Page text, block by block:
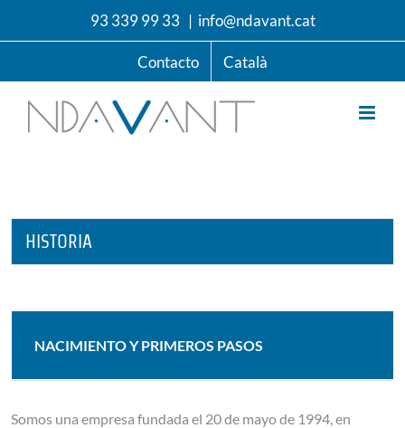
93 339 99 33 | info@ndavant.cat
Contacto Català
HISTORIA
NACIMIENTO Y PRIMEROS PASOS
Somos una empresa fundada el 20 de mayo de 1994, en